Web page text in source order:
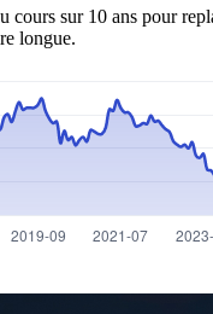
cours sur 10 ans pour
longue.